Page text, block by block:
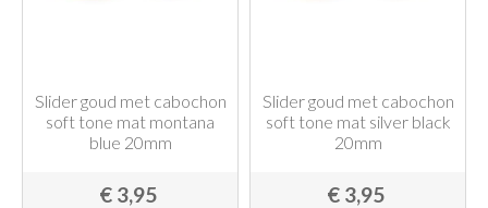
Slider goud met cabochon
soft tone mat montana
blue 20mm
€ 3,95
Slider goud met cabochon
soft tone mat silver black
20mm
€ 3,95